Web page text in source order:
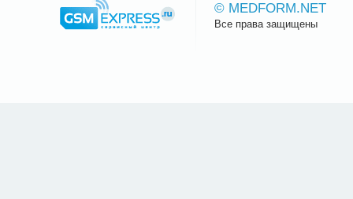
© MEDFORM.NET
Все права защищены